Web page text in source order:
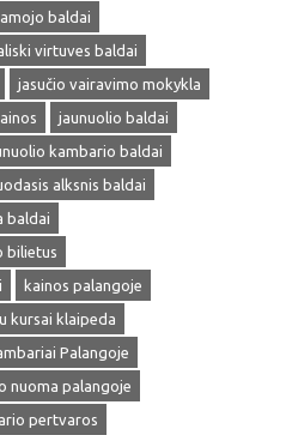
baldai
virtuves baldai
jasučio vairavimo mokykla
jaunuolio baldai
kambario baldai
alksnis baldai
baldai
bilietus
kainos palangoje
kursai klaipeda
Palangoje
nuoma palangoje
pertvaros